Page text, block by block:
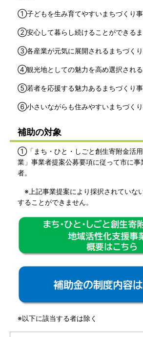
①子どもを生み育てやすいまちづくり
②安心して暮らし続けることができる
③各産業が元気に展開されるまちづく
④観光地としての魅力を高め選択され
⑤若者を応援する魅力あるまちづくり
⑥小さいながらも住みやすいまちづく
補助の対象
①「まち・ひと・しごと創生寄附金活
業」事業者提案公募要項に従って市に
者。
※上記事業提案により採択されていな
することができません。
※以下に該当する者は除く